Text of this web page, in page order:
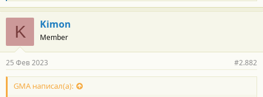
а
г
о
д
а
н
о
с
K Kimon
Member
25 Фев 2023 #2.882
GMA написал(а):